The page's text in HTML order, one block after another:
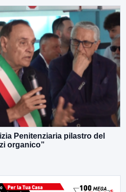
Penitenziaria pilastro del
organico”